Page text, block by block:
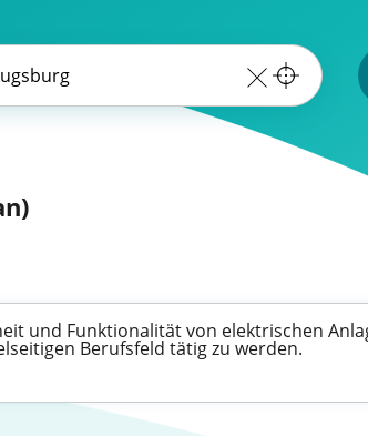
und Funktionalität von elektrischen
Berufsfeld tätig zu werden.